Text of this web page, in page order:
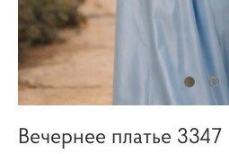
Вечернее платье 3347